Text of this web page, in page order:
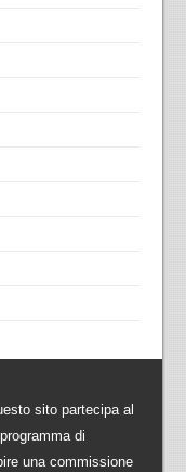
sito partecipa al
di
una commissione